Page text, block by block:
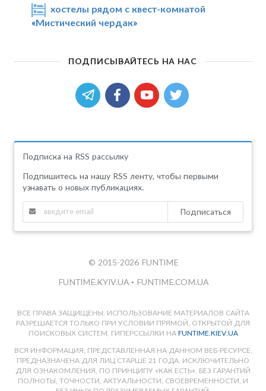
хостелы рядом с квест-комнатой
«Мистический чердак»
ПОДПИСЫВАЙТЕСЬ НА НАС
Подписка на RSS рассылку
Подпишитесь на нашу RSS ленту, чтобы первыми
узнавать о новых публикациях.
Подписаться
© 2015-2026 FUNTIME
FUNTIME.KYIV.UA • FUNTIME.COM.UA
ВСЕ ПРАВА ЗАЩИЩЕНЫ. ИСПОЛЬЗОВАНИЕ МАТЕРИАЛОВ САЙТА
РАЗРЕШАЕТСЯ ТОЛЬКО ПРИ УСЛОВИИ ПРЯМОЙ, ОТКРЫТОЙ ДЛЯ
ПОИСКОВЫХ СИСТЕМ, ГИПЕРССЫЛКИ НА FUNTIME.KIEV.UA
ВСЯ ИНФОРМАЦИЯ, ПРЕДСТАВЛЕННАЯ НА ДАННОМ ВЕБ-РЕСУРСЕ,
ПРЕДНАЗНАЧЕНА ДЛЯ ЛИЦ СТАРШЕ 21 ГОДА, ИСКЛЮЧИТЕЛЬНО
ДЛЯ ОЗНАКОМЛЕНИЯ, ПО ПРИНЦИПУ «КАК ЕСТЬ», БЕЗ ГАРАНТИЙ
ПОЛНОТЫ, ТОЧНОСТИ, АКТУАЛЬНОСТИ, СВОЕВРЕМЕННОСТИ, И